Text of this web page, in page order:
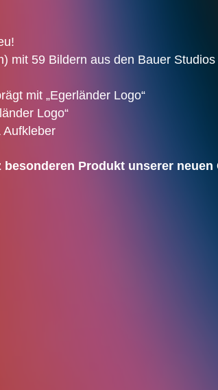
mit 59 Bildern aus den Bauer
mit „Egerländer Logo“
Logo“
Aufkleber
Produkt unserer neuen